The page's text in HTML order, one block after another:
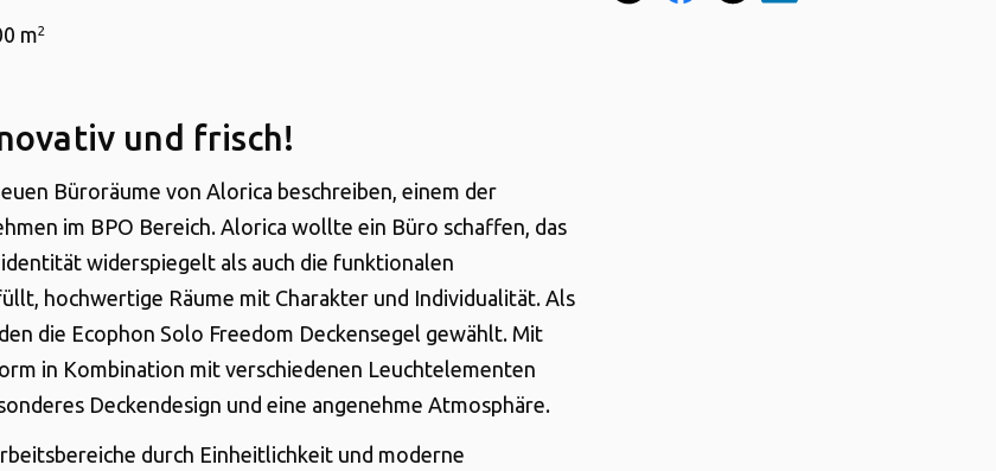
m2
und frisch!
Büroräume von Alorica beschreiben, einem der
im BPO Bereich. Alorica wollte ein Büro schaffen, das
widerspiegelt als auch die funktionalen
hochwertige Räume mit Charakter und Individualität. Als
die Ecophon Solo Freedom Deckensegel gewählt. Mit
in Kombination mit verschiedenen Leuchtelementen
Deckendesign und eine angenehme Atmosphäre.
durch Einheitlichkeit und moderne